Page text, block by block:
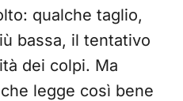
qualche taglio,
bassa, il tentativo
dei colpi. Ma
legge così bene